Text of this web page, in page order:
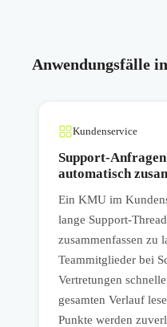
Anwendungsfälle
Kundenservice
Support-
automatisch
Ein KMU im
lange Support-
zusammenfassen zu
Teammitglieder bei
Vertretungen
gesamten Verlauf
Punkte werden